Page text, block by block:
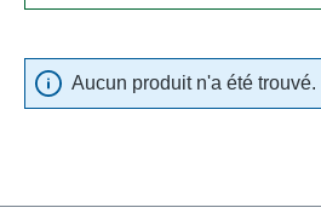
Aucun produit n'a été trouvé.